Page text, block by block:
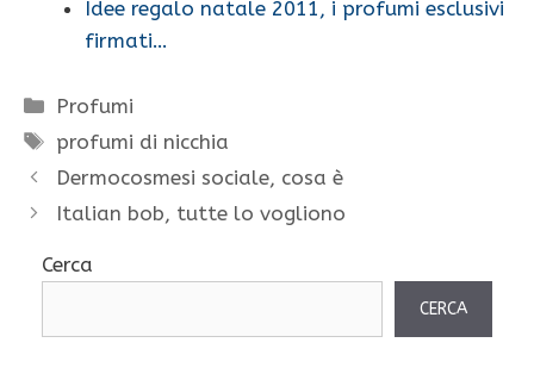
Idee regalo natale 2011, i profumi esclusivi
firmati…
Categorie
Profumi
Tag
profumi di nicchia
Dermocosmesi sociale, cosa è
Italian bob, tutte lo vogliono
Cerca
CERCA